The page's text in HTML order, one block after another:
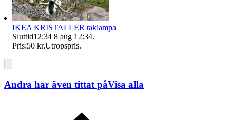
IKEA KRISTALLER taklampa
Sluttid12:34 8 aug 12:34.
Pris:50 kr,Utropspris.
Andra har även tittat påVisa alla